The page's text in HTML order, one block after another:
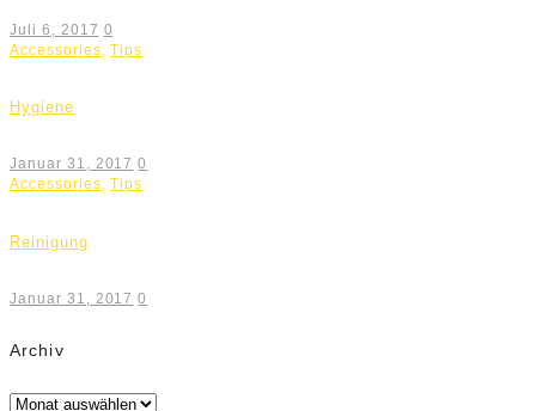
Juli 6, 2017 0
Accessories ,Tips
Hygiene
Januar 31, 2017 0
Accessories,Tips
Reinigung
Januar 31, 2017 0
Archiv
Archiv